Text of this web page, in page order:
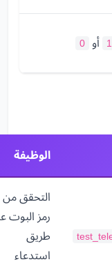
1 أو 0
الوظيفة
التحقق من
رمز البوت
طريق
استدعاء